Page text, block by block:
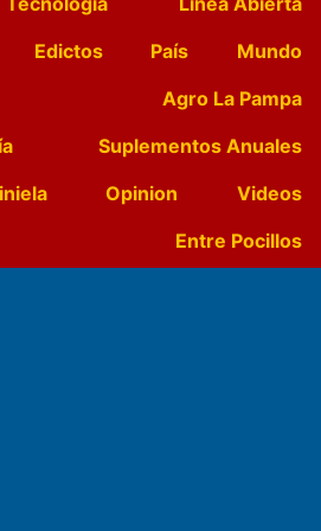
Edictos País
Mundo
Agro La Pampa
Suplementos Anuales
Opinion
Videos
Entre Pocillos